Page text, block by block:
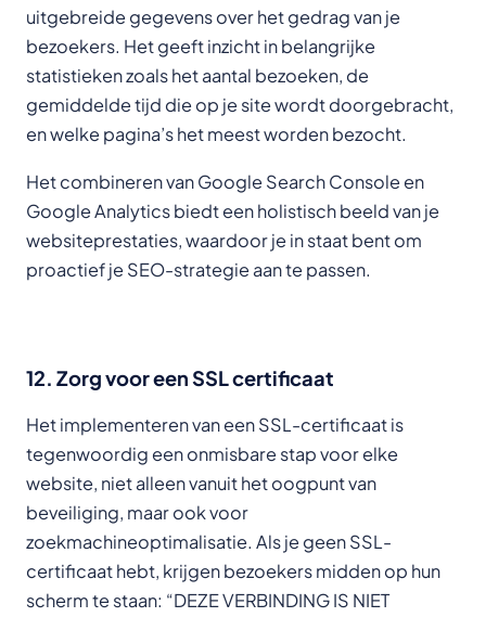
uitgebreide gegevens over het gedrag van je
bezoekers. Het geeft inzicht in belangrijke
statistieken zoals het aantal bezoeken, de
gemiddelde tijd die op je site wordt doorgebracht,
en welke pagina’s het meest worden bezocht.
Het combineren van Google Search Console en
Google Analytics biedt een holistisch beeld van je
websiteprestaties, waardoor je in staat bent om
proactief je SEO-strategie aan te passen.
12. Zorg voor een SSL certificaat
Het implementeren van een SSL-certificaat is
tegenwoordig een onmisbare stap voor elke
website, niet alleen vanuit het oogpunt van
beveiliging, maar ook voor
zoekmachineoptimalisatie. Als je geen SSL-
certificaat hebt, krijgen bezoekers midden op hun
scherm te staan: “DEZE VERBINDING IS NIET